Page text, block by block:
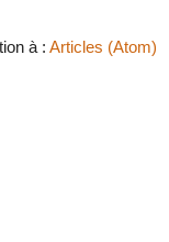
à : Articles (Atom)